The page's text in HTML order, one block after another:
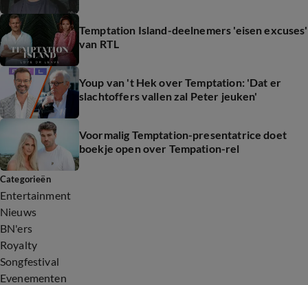
Temptation Island-deelnemers 'eisen excuses'
van RTL
Youp van 't Hek over Temptation: 'Dat er
slachtoffers vallen zal Peter jeuken'
Voormalig Temptation-presentatrice doet
boekje open over Tempation-rel
Categorieën
Entertainment
Nieuws
BN'ers
Royalty
Songfestival
Evenementen